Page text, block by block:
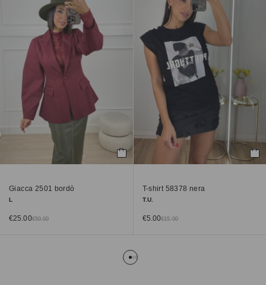
Giacca 2501 bordò
L
€50.00
€25.00
T-shirt 58378 nera
T.U.
€ 15.00
€5.00